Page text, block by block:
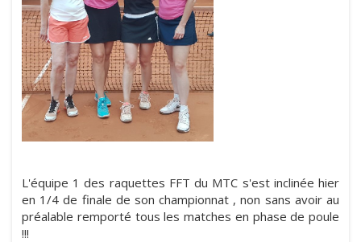
L'équipe 1 des raquettes FFT du MTC s'est inclinée hier
en 1/4 de finale de son championnat , non sans avoir au
préalable remporté tous les matches en phase de poule
!!!